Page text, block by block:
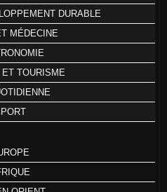
DURABLE
MÉDECINE
TOURISME